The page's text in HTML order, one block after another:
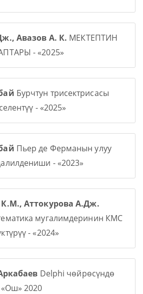
Авазов А. К. МЕКТЕПТИН
- «2025»
Бурчтун трисектрисасы
- «2025»
Пьер де Ферманын улуу
- «2023»
К.М., Аттокурова А.Дж.
мугалимдеринин КМС
- «2024»
Delphi чөйрөсүндө
2020